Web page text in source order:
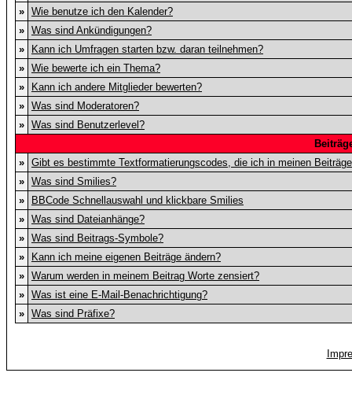
» Wie benutze ich den Kalender?
» Was sind Ankündigungen?
»
Kann ich Umfragen starten bzw. daran teilnehmen?
» Wie bewerte ich ein Thema?
»
Kann ich andere Mitglieder bewerten?
» Was sind Moderatoren?
» Was sind Benutzerlevel?
» Gibt es bestimmte Textformatierungscodes, die ich in meinen
» Was sind Smilies?
»
BBCode Schnellauswahl und klickbare Smilies
» Was sind Dateianhänge?
» Was sind Beitrags-Symbole?
»
Kann ich meine eigenen Beiträge ändern?
» Warum werden in meinem Beitrag Worte zensiert?
» Was ist eine E-Mail-Benachrichtigung?
» Was sind Präfixe?